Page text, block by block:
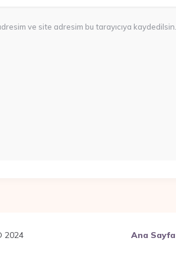
ve site adresim bu tarayıcıya kaydedilsin.
2024 Ana Sayfa